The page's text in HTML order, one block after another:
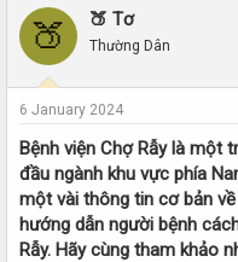
e
d
a
r
t
e
r
r
d
e
🍑 🍑 Tơ
Thường Dân
6 January 2024
Bệnh viện Chợ Rẫy là một
đầu ngành khu vực phía
một vài thông tin cơ bản
hướng dẫn người bệnh
Rẫy. Hãy cùng tham khảo